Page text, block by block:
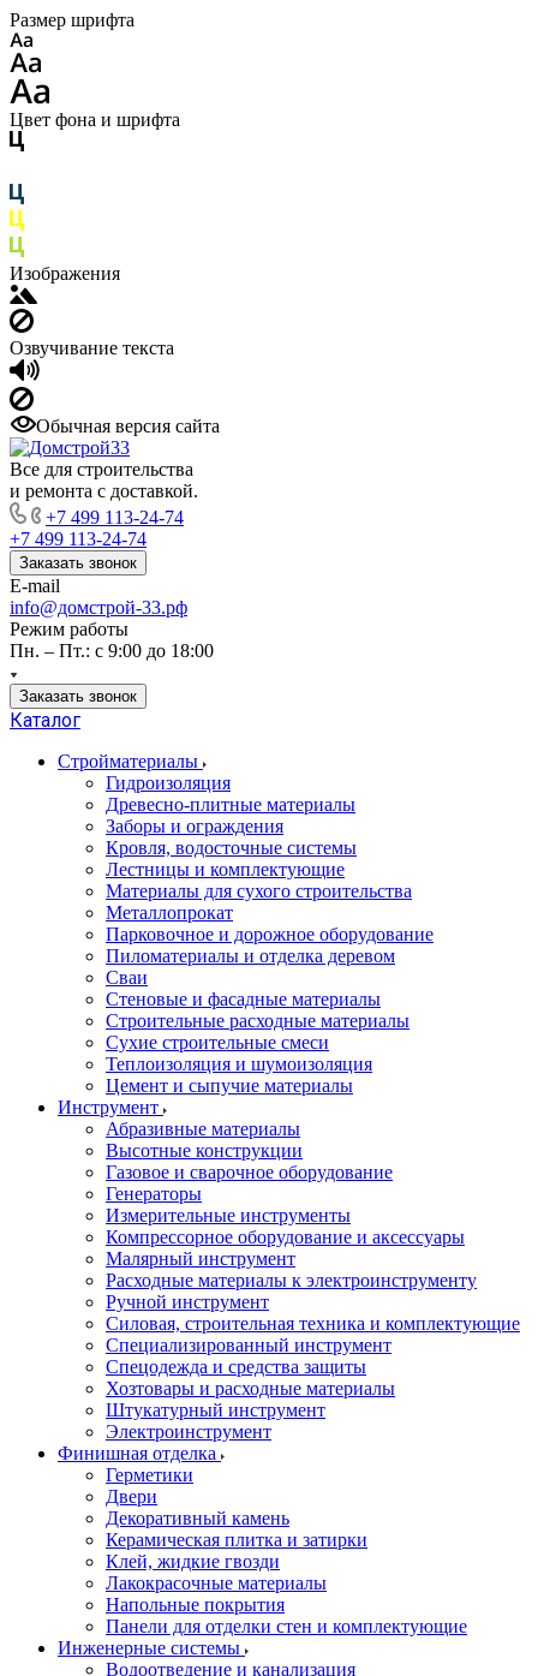
Размер шрифта
Цвет фона и шрифта
Изображения
Озвучивание текста
Обычная версия сайта
Все для строительства
и ремонта с доставкой.
+7 499 113-24-74
+7 499 113-24-74
Заказать звонок
E-mail
info@домстрой-33.рф
Режим работы
Пн. – Пт.: с 9:00 до 18:00
Заказать звонок
Каталог
Стройматериалы
Гидроизоляция
Древесно-плитные материалы
Заборы и ограждения
Кровля, водосточные системы
Лестницы и комплектующие
Материалы для сухого строительства
Металлопрокат
Парковочное и дорожное оборудование
Пиломатериалы и отделка деревом
Сваи
Стеновые и фасадные материалы
Строительные расходные материалы
Сухие строительные смеси
Теплоизоляция и шумоизоляция
Цемент и сыпучие материалы
Инструмент
Абразивные материалы
Высотные конструкции
Газовое и сварочное оборудование
Генераторы
Измерительные инструменты
Компрессорное оборудование и аксессуары
Малярный инструмент
Расходные материалы к электроинструменту
Ручной инструмент
Силовая, строительная техника и комплектующие
Специализированный инструмент
Спецодежда и средства защиты
Хозтовары и расходные материалы
Штукатурный инструмент
Электроинструмент
Финишная отделка
Герметики
Двери
Декоративный камень
Керамическая плитка и затирки
Клей, жидкие гвозди
Лакокрасочные материалы
Напольные покрытия
Панели для отделки стен и комплектующие
Инженерные системы
Водоотведение и канализация